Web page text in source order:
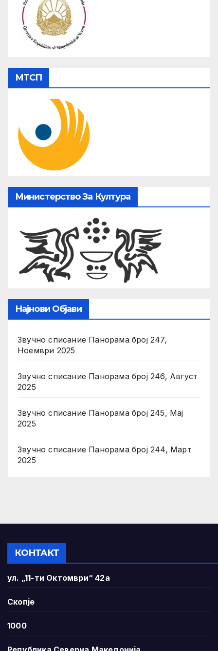
МТСП
Министерство За Култура
Најнови Објави
Звучно списание Панорама број 247,
Ноември 2025
Звучно списание Панорама број 246, Август
2025
Звучно списание Панорама број 245, Мај
2025
Звучно списание Панорама број 244, Март
2025
КОНТАКТ
ул. „11-ти Октомври“ 42а
Скопје
1000